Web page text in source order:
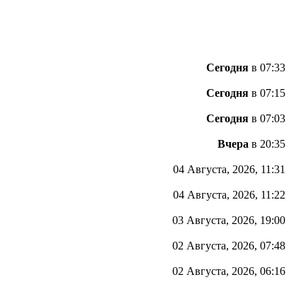
Сегодня в 07:33
Сегодня в 07:15
Сегодня в 07:03
Вчера в 20:35
04 Августа, 2026, 11:31
04 Августа, 2026, 11:22
03 Августа, 2026, 19:00
02 Августа, 2026, 07:48
02 Августа, 2026, 06:16